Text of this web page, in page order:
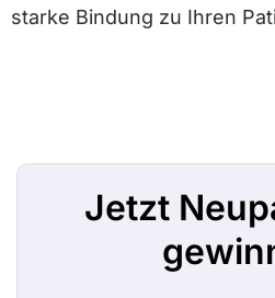
starke Bindung zu Ihren
Jetzt